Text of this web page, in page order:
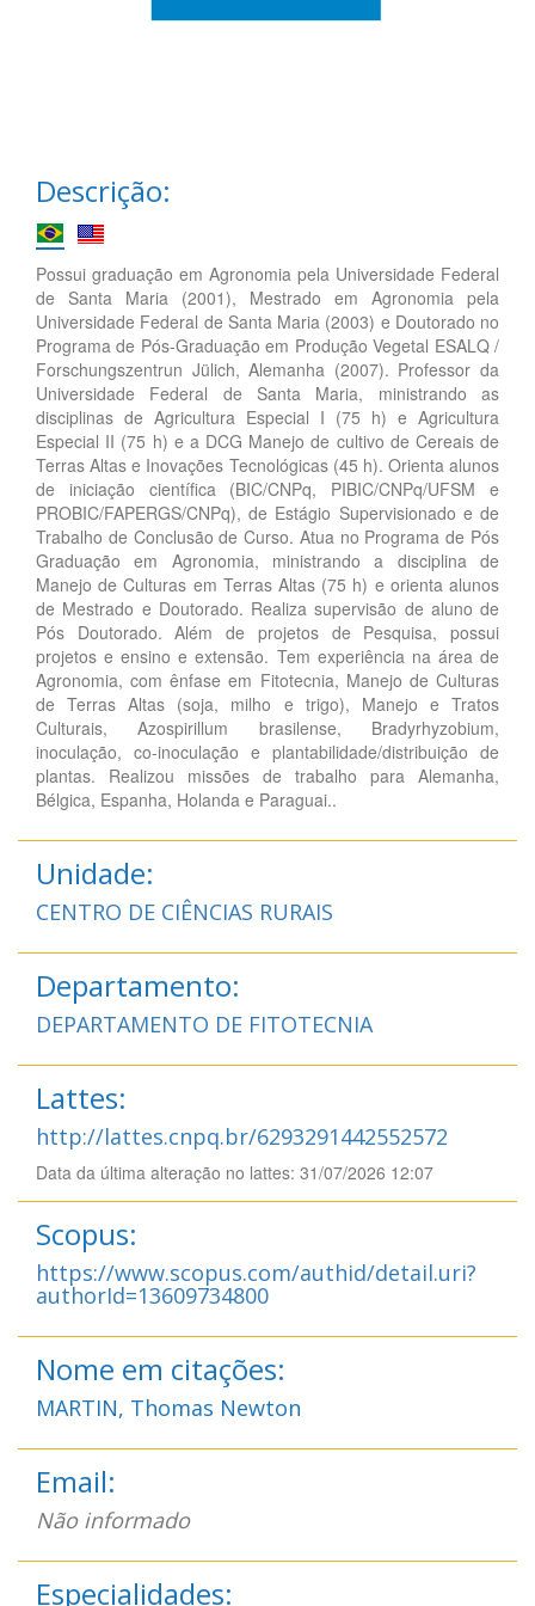
Descrição:
Possui graduação em Agronomia pela Universidade Federal
de Santa Maria (2001), Mestrado em Agronomia pela
Universidade Federal de Santa Maria (2003) e Doutorado no
Programa de Pós-Graduação em Produção Vegetal ESALQ /
Forschungszentrun Jülich, Alemanha (2007). Professor da
Universidade Federal de Santa Maria, ministrando as
disciplinas de Agricultura Especial I (75 h) e Agricultura
Especial II (75 h) e a DCG Manejo de cultivo de Cereais de
Terras Altas e Inovações Tecnológicas (45 h). Orienta alunos
de iniciação científica (BIC/CNPq, PIBIC/CNPq/UFSM e
PROBIC/FAPERGS/CNPq), de Estágio Supervisionado e de
Trabalho de Conclusão de Curso. Atua no Programa de Pós
Graduação em Agronomia, ministrando a disciplina de
Manejo de Culturas em Terras Altas (75 h) e orienta alunos
de Mestrado e Doutorado. Realiza supervisão de aluno de
Pós Doutorado. Além de projetos de Pesquisa, possui
projetos e ensino e extensão. Tem experiência na área de
Agronomia, com ênfase em Fitotecnia, Manejo de Culturas
de Terras Altas (soja, milho e trigo), Manejo e Tratos
Culturais, Azospirillum brasilense, Bradyrhyzobium,
inoculação, co-inoculação e plantabilidade/distribuição de
plantas. Realizou missões de trabalho para Alemanha,
Bélgica, Espanha, Holanda e Paraguai..
Unidade:
CENTRO DE CIÊNCIAS RURAIS
Departamento:
DEPARTAMENTO DE FITOTECNIA
Lattes:
http://lattes.cnpq.br/6293291442552572
Data da última alteração no lattes: 31/07/2026 12:07
Scopus:
https://www.scopus.com/authid/detail.uri?
authorId=13609734800
Nome em citações:
MARTIN, Thomas Newton
Email:
Não informado
Especialidades: